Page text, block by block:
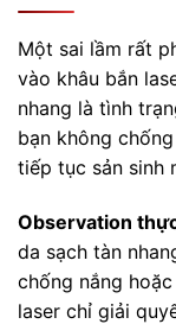
Một sai lầm rất
vào khâu bắn
nhang là tình
bạn không
tiếp tục sản sinh
Observation
da sạch tàn
chống nắng
laser chỉ giải